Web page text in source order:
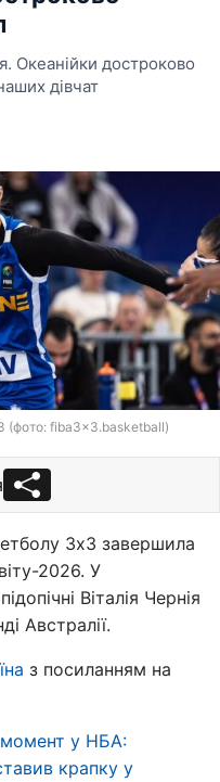
Океанійки достроково
дівчат
(фото: fiba3x3.basketball)
3х3 завершила
2026. У
Віталія Чернія
Австралії.
з посиланням на
момент у НБА:
крапку у